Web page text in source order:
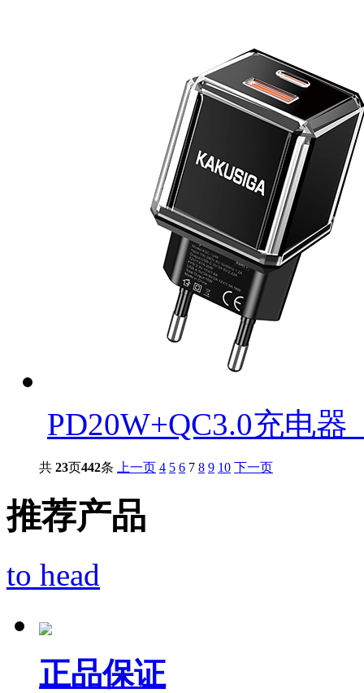
PD20W+QC3.0充电器
共 23页442条 上一页 4 5 6 7 8 9 10 下一页
推荐产品
to head
正品保证